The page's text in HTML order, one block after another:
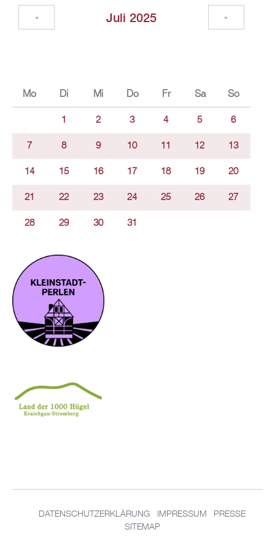
Juli 2025
« »
Mo Di Mi Do Fr Sa So
1 2 3 4 5 6
7 8 9 10 11 12 13
14 15 16 17 18 19 20
21 22 23 24 25 26 27
28 29 30 31
DATENSCHUTZERKLÄRUNG IMPRESSUM
PRESSE
SITEMAP